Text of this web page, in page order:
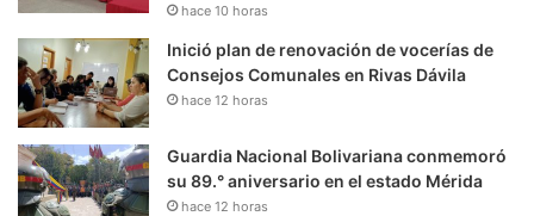
hace 10 horas
Inició plan de renovación de vocerías de
Consejos Comunales en Rivas Dávila
hace 12 horas
Guardia Nacional Bolivariana conmemoró
su 89.° aniversario en el estado Mérida
hace 12 horas